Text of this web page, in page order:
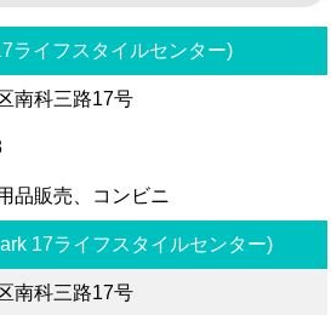
ライフスタイルセンター)
南科三路17号
品販売、コンビニ
17ライフスタイルセンター)
南科三路17号